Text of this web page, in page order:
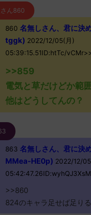
ん860
860 名無しさん、君に決
tggk) 2022/12/05(月)
05:39:15.51ID:htTc/
>>859
電気と草だけどか範
他はどうしてんの？
863 名無しさん、君に決
MMea-HE0p) 2022/12/
05:42:47.26ID:wyhQJ3XsM
>>860
824のキャラ足せば足り